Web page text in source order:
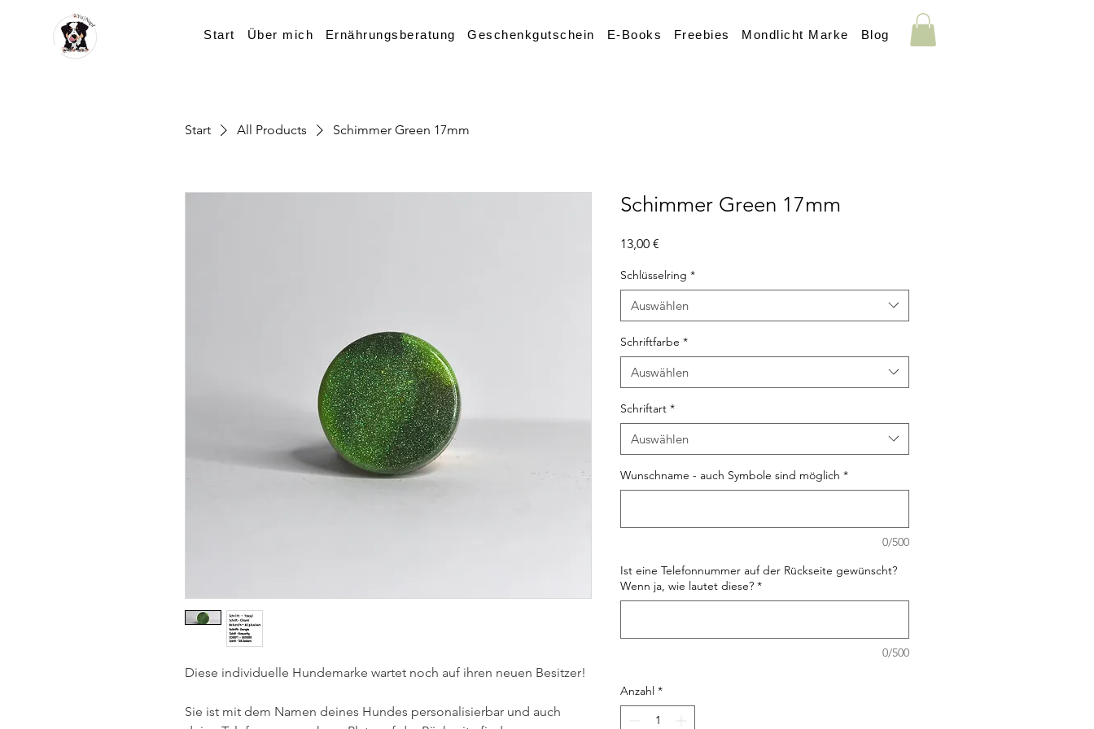
Start Über mich Ernährungsberatung Geschenkgutschein E-Books Freebies Mondlicht Marke Blog
Start All Products Schimmer Green 17mm
Diese individuelle Hundemarke wartet noch auf ihren neuen Besitzer!
Sie ist mit dem Namen deines Hundes personalisierbar und auch
Schimmer Green 17mm
13,00 €
Schlüsselring *
Auswählen
Schriftfarbe *
Auswählen
Schriftart *
Auswählen
Wunschname - auch Symbole sind möglich *
0/500
Ist eine Telefonnummer auf der Rückseite gewünscht?
Wenn ja, wie lautet diese? *
0/500
Anzahl *